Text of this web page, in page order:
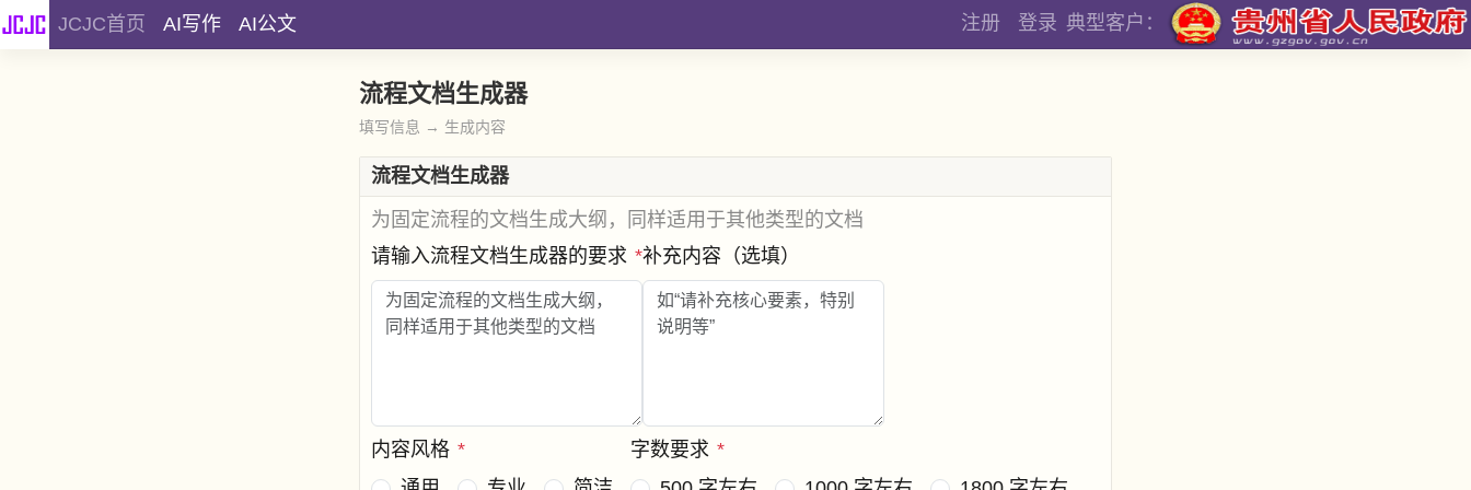
JCJC首页 AI写作 AI公文 注册 登录 典型客户：
流程文档生成器
填写信息 → 生成内容
流程文档生成器
为固定流程的文档生成大纲，同样适用于其他类型的文档
请输入流程文档生成器的要求 *补充内容（选填）
内容风格 *
字数要求 *